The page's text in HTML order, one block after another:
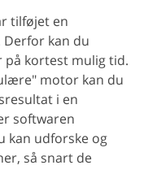
tilføjet en
kan du
på kortest mulig tid.
motor kan du
i en
softwaren
kan udforske og
så snart de